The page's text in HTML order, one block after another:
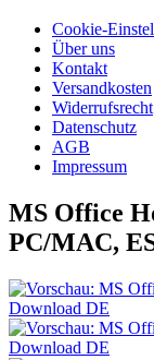
Cookie-
Über uns
Kontakt
Versandkosten
Widerrufsrecht
Datenschutz
AGB
Impressum
MS Office
PC/MAC,